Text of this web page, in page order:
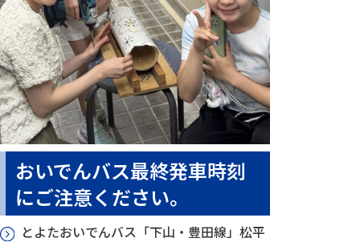
おいでんバス最終発車時刻
にご注意ください。